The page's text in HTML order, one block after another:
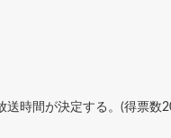
時間が決定する。(得票数